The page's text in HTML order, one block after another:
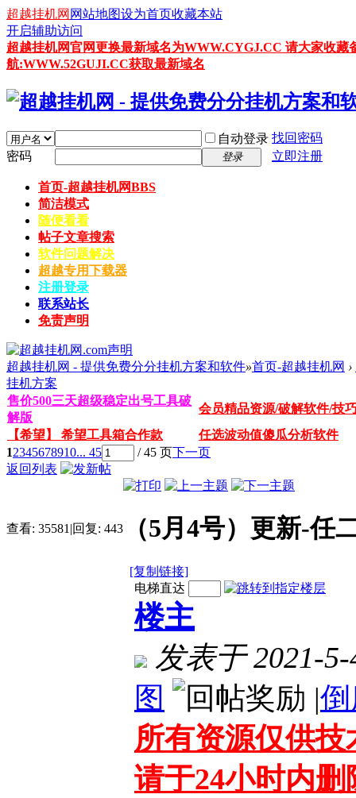
超越挂机网 网站地图设为首页收藏本站
开启辅助访问
超越挂机网官网更换最新域名为WWW.CYGJ.CC 请大家收
航:WWW.52GUJI.CC获取最新域名
自动登录 找回密码
密码
登录 立即注册
首页-超越挂机网BBS
简洁模式
随便看看
帖子文章搜索
软件问题解决
超越专用下载器
注册登录
联系站长
免责声明
超越挂机网 - 提供免费分分挂机方案和软件»首页-超越挂机网 ›
挂机方案
售价500三天超级稳定出号工具破
解版
会员精品资源/破解软件/技
【希望】 希望工具箱合作款
任选波动值傻瓜分析软件
12345678910... 45 / 45 页下一页
返回列表
查看: 35581 |回复: 443 （5月4号）更新-任
[复制链接]
电梯直达
楼主
发表于 2021-
图
|
所有资源仅供
请于24小时内